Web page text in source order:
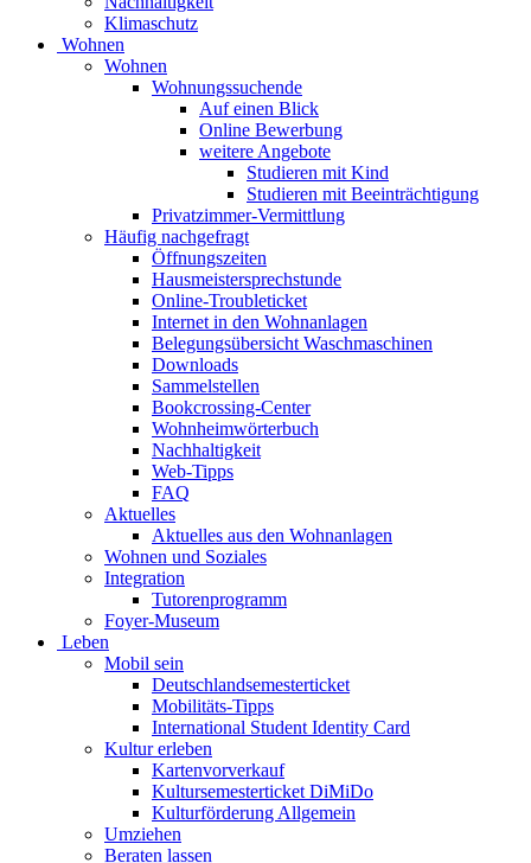
Klimaschutz
Wohnen
Wohnen
Wohnungssuchende
Auf einen Blick
Online Bewerbung
weitere Angebote
Studieren mit Kind
Studieren mit Beeinträchtigung
Privatzimmer-Vermittlung
Häufig nachgefragt
Öffnungszeiten
Hausmeistersprechstunde
Online-Troubleticket
Internet in den Wohnanlagen
Belegungsübersicht Waschmaschinen
Downloads
Sammelstellen
Bookcrossing-Center
Wohnheimwörterbuch
Nachhaltigkeit
Web-Tipps
FAQ
Aktuelles
Aktuelles aus den Wohnanlagen
Wohnen und Soziales
Integration
Tutorenprogramm
Foyer-Museum
Leben
Mobil sein
Deutschlandsemesterticket
Mobilitäts-Tipps
International Student Identity Card
Kultur erleben
Kartenvorverkauf
Kultursemesterticket DiMiDo
Kulturförderung Allgemein
Umziehen
Beraten lassen